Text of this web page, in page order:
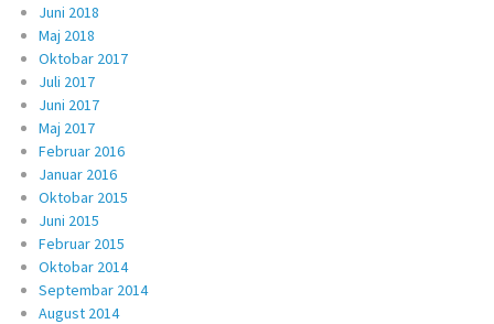
Juni 2018
Maj 2018
Oktobar 2017
Juli 2017
Juni 2017
Maj 2017
Februar 2016
Januar 2016
Oktobar 2015
Juni 2015
Februar 2015
Oktobar 2014
Septembar 2014
August 2014